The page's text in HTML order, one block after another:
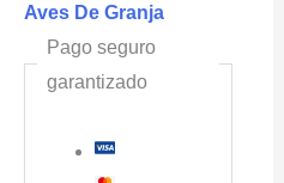
cantidad
Aves De Granja
Pago seguro
garantizado